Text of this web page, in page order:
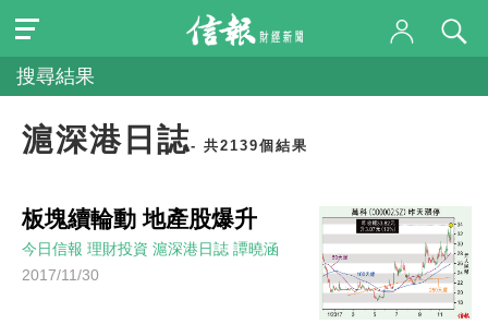
搜尋結果
滬深港日誌- 共2139個結果
板塊續輪動 地產股爆升
今日信報 理財投資 滬深港日誌 譚曉涵
2017/11/30